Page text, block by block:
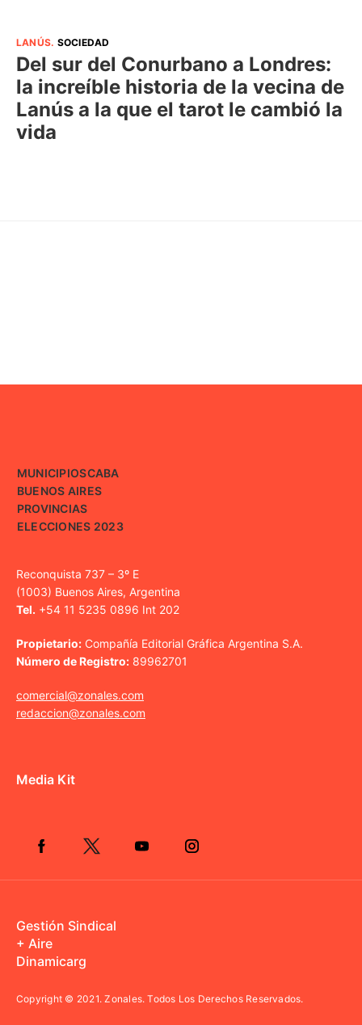
LANÚS. SOCIEDAD
Del sur del Conurbano a Londres:
la increíble historia de la vecina de
Lanús a la que el tarot le cambió la
vida
MUNICIPIOSCABA
BUENOS AIRES
PROVINCIAS
ELECCIONES 2023
Reconquista 737 – 3º E
(1003) Buenos Aires, Argentina
Tel. +54 11 5235 0896 Int 202
Propietario: Compañía Editorial Gráfica Argentina S.A.
Número de Registro: 89962701
comercial@zonales.com
redaccion@zonales.com
Media Kit
Gestión Sindical
+ Aire
Dinamicarg
Copyright © 2021.Zonales. Todos Los Derechos Reservados.